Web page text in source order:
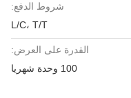
شروط الدفع:
L/C، T/T
القدرة على العرض:
100 وحدة شهريا